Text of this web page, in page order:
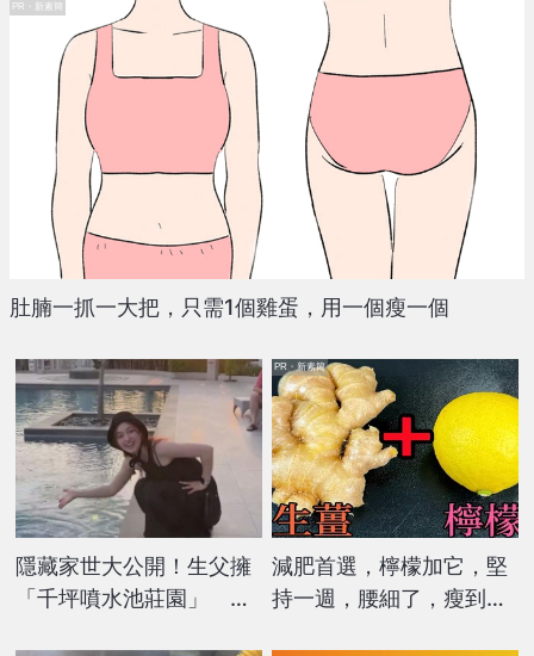
肚腩一抓一大把，只需1個雞蛋，用一個瘦一個
PR・新素簡
隱藏家世大公開！生父擁
「千坪噴水池莊園」 台
減肥首選，檸檬加它，堅
持一週，腰細了，瘦到你
PR・新素簡